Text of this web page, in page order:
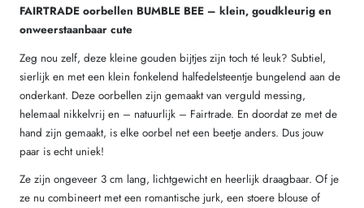
FAIRTRADE oorbellen BUMBLE BEE – klein, goudkleurig en
onweerstaanbaar cute
Zeg nou zelf, deze kleine gouden bijtjes zijn toch té leuk? Subtiel,
sierlijk en met een klein fonkelend halfedelsteentje bungelend aan de
onderkant. Deze oorbellen zijn gemaakt van verguld messing,
helemaal nikkelvrij en – natuurlijk – Fairtrade. En doordat ze met de
hand zijn gemaakt, is elke oorbel net een beetje anders. Dus jouw
paar is echt uniek!
Ze zijn ongeveer 3 cm lang, lichtgewicht en heerlijk draagbaar. Of je
ze nu combineert met een romantische jurk, een stoere blouse of